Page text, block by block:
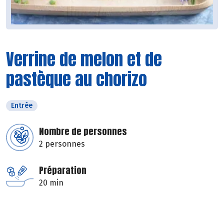
Verrine de melon et de
pastèque au chorizo
Entrée
Nombre de personnes
2 personnes
Préparation
20 min